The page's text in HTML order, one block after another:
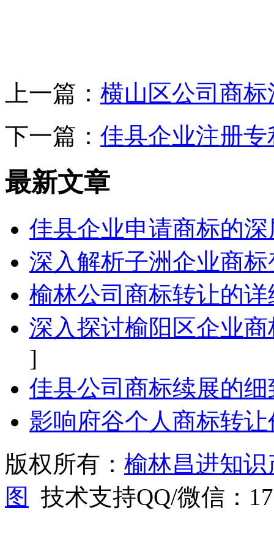
上一篇： 横山区公司商
下一篇： 佳县企业注册
最新文章
佳县企业申请商标的
深入解析子洲企业商
榆林公司商标转让的
深入探讨榆阳区企业
]
佳县公司商标续展的
影响府谷个人商标转
版权所有： 榆林昌进知
图
技术支持QQ/微信：